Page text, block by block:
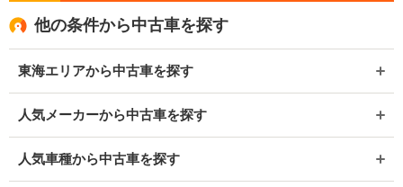
他の条件から中古車を探す
東海エリアから中古車を探す
人気メーカーから中古車を探す
人気車種から中古車を探す